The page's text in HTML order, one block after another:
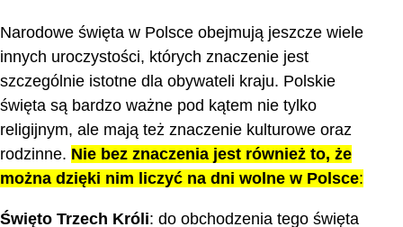
Narodowe święta w Polsce obejmują jeszcze wiele
innych uroczystości, których znaczenie jest
szczególnie istotne dla obywateli kraju. Polskie
święta są bardzo ważne pod kątem nie tylko
religijnym, ale mają też znaczenie kulturowe oraz
rodzinne. Nie bez znaczenia jest również to, że
można dzięki nim liczyć na dni wolne w Polsce:
Święto Trzech Króli: do obchodzenia tego święta